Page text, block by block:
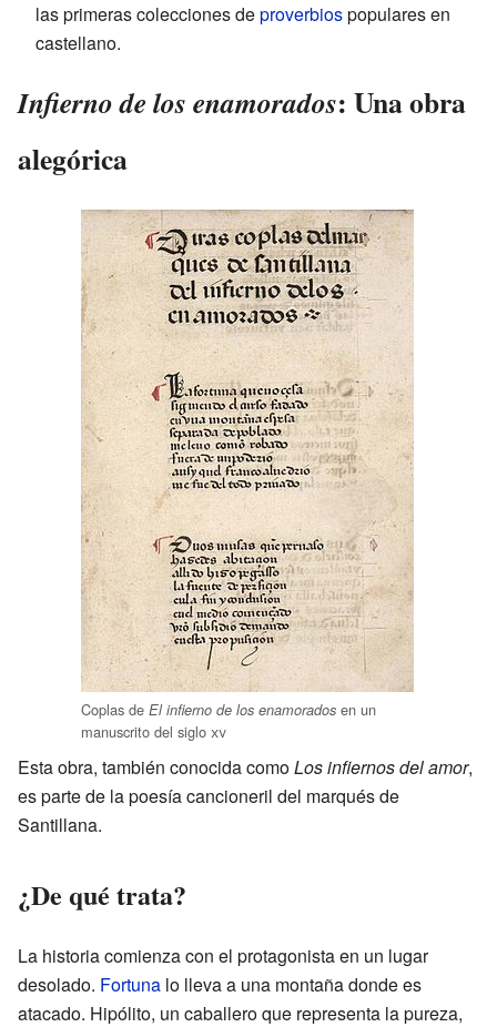
las primeras colecciones deproverbiospopulares en
castellano.
Infierno de los enamorados: Una obra
alegórica
Coplas de El infierno de los enamorados en un
manuscrito del siglo xv
Esta obra, también conocida comoLos infiernos del amor,
es parte de la poesía cancioneril del marqués de
Santillana.
¿De qué trata?
La historia comienza con el protagonista en un lugar
desolado. Fortuna lo lleva a una montaña donde es
atacado. Hipólito, un caballero que representa la pureza,